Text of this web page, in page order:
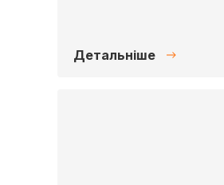
Детальніше